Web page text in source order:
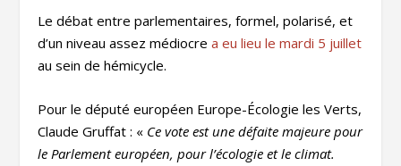
Le débat entre parlementaires, formel, polarisé, et
d’un niveau assez médiocrea eu lieu le mardi 5 juillet
au sein de hémicycle.
Pour le député européen Europe-Écologie les Verts,
Claude Gruffat : « Ce vote est une défaite majeure pour
le Parlement européen, pour l’écologie et le climat.